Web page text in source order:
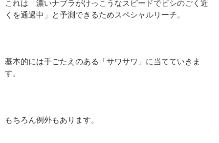
これは「濃いナブラがけっこうなスピードでビシのごく近
くを通過中」と予測できるためスペシャルリーチ。
基本的には手ごたえのある「サワサワ」に当てていきま
す。
もちろん例外もあります。